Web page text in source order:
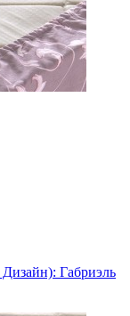
Габриэль